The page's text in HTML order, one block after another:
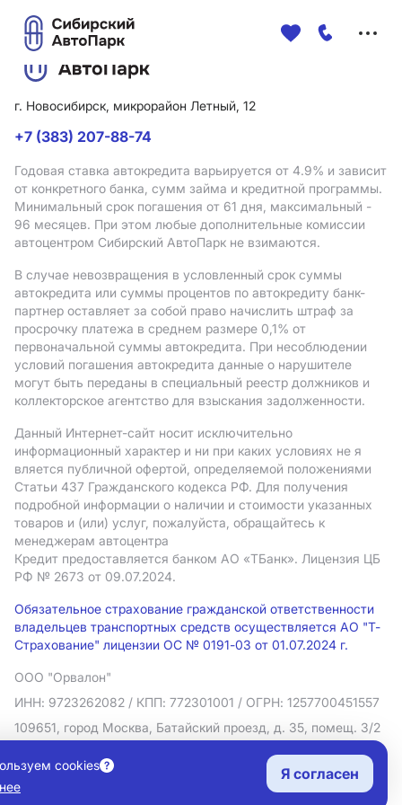
г. Новосибирск, микрорайон Летный, 12
+7 (383) 207-88-74
Годовая ставка автокредита варьируется от 4.9% и зависит
от конкретного банка, сумм займа и кредитной программы.
Минимальный срок погашения от 61 дня, максимальный -
96 месяцев. При этом любые дополнительные комиссии
автоцентром Сибирский АвтоПарк не взимаются.
В случае невозвращения в условленный срок суммы
автокредита или суммы процентов по автокредиту банк-
партнер оставляет за собой право начислить штраф за
просрочку платежа в среднем размере 0,1% от
первоначальной суммы автокредита. При несоблюдении
условий погашения автокредита данные о нарушителе
могут быть переданы в специальный реестр должников и
коллекторское агентство для взыскания задолженности.
Данный Интернет-сайт носит исключительно
информационный характер и ни при каких условиях не я
вляется публичной офертой, определяемой положениями
Статьи 437 Гражданского кодекса РФ. Для получения
подробной информации о наличии и стоимости указанных
товаров и (или) услуг, пожалуйста, обращайтесь к
менеджерам автоцентра
Кредит предоставляется банком АO «ТБанк». Лицензия ЦБ
РФ № 2673 от 09.07.2024.
Обязательное страхование гражданской ответственности
владельцев транспортных средств осуществляется АО "Т-
Страхование" лицензии ОС № 0191-03 от 01.07.2024 г.
ООО "Орвалон"
ИНН: 9723262082 / КПП: 772301001 / ОГРН: 1257700451557
109651, город Москва, Батайский проезд, д. 35, помещ. 3/2
Политика в отношении обработки персональных данных
Согласие на рекламную рассылку
Правовая информация
cookies
Я согласен